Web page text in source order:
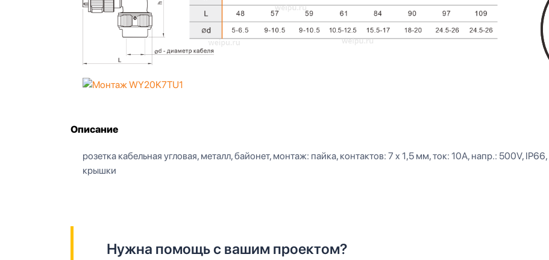
Описание
розетка кабельная угловая, металл, байонет, монтаж: пайка, контактов: 7 x 1,5 мм, ток: 10А, напр.: 500V,
крышки
Нужна помощь с вашим проектом?